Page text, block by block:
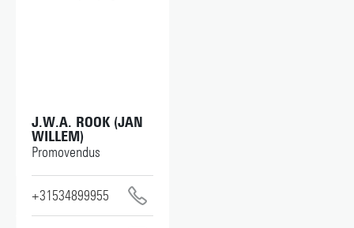
J.W.A. ROOK (JAN
WILLEM)
Promovendus
+31534899955